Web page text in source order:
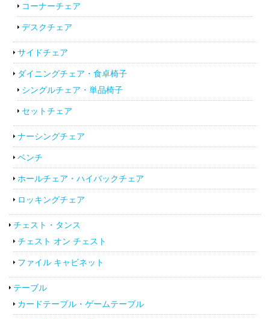
コーナーチェア
デスクチェア
サイドチェア
ダイニングチェア・食卓椅子
シングルチェア・単品椅子
セットチェア
ナーシングチェア
ベンチ
ホールチェア・ハイバックチェア
ロッキングチェア
チェスト・タンス
チェスト オン チェスト
ファイル キャビネット
テーブル
カードテーブル・ゲームテーブル